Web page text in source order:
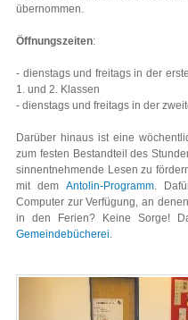
übernommen.
Öffnungszeiten:
- dienstags und freitags in der
1. und 2. Klassen
- dienstags und freitags in der
Darüber hinaus ist eine
zum festen Bestandteil des
sinnentnehmende Lesen zu
mit dem Antolin-Programm.
Computer zur Verfügung, an
in den Ferien? Keine Sorge!
Gemeindebücherei.